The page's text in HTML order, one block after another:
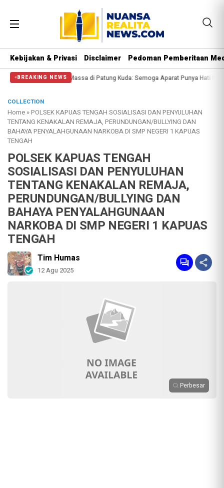
Kebijakan & Privasi Disclaimer Pedoman Pemberitaan
BREAKING NEWS
di Patung Kuda: Semoga Aparat Punya Hati Nurani Massa Reuni
COLLECTION
Home »POLSEK KAPUAS TENGAH SOSIALISASI DAN PENYULUHAN
TENTANG KENAKALAN REMAJA, PERUNDUNGAN/BULLYING DAN
BAHAYA PENYALAHGUNAAN NARKOBA DI SMP NEGERI 1 KAPUAS
TENGAH
POLSEK KAPUAS TENGAH
SOSIALISASI DAN PENYULUHAN
TENTANG KENAKALAN REMAJA,
PERUNDUNGAN/BULLYING DAN
BAHAYA PENYALAHGUNAAN
NARKOBA DI SMP NEGERI 1 KAPUAS
TENGAH
Tim Humas
12 Agu 2025
Perbesar